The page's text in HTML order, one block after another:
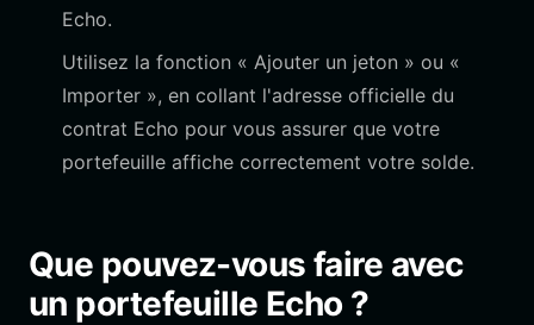
Echo.
Utilisez la fonction « Ajouter un jeton » ou «
Importer », en collant l'adresse officielle du
contrat Echo pour vous assurer que votre
portefeuille affiche correctement votre solde.
Que pouvez-vous faire avec
un portefeuille Echo ?